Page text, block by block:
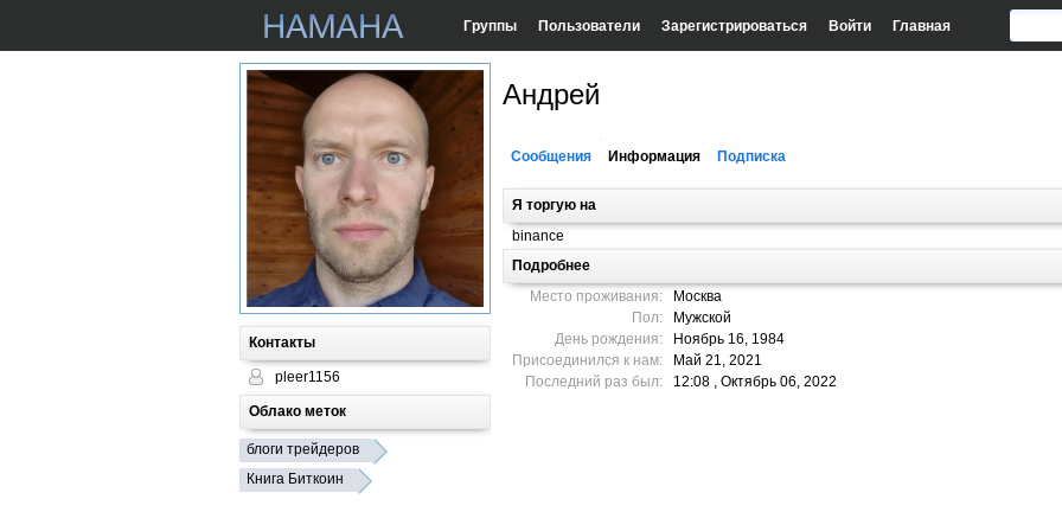
Группы Пользователи Зарегистрироваться Войти Главная
Контакты
pleer1156
Облако меток
блоги трейдеров
Книга Биткоин
Андрей
Сообщения Информация Подписка
Я торгую на
binance
Подробнее
Место проживания:
Москва
Пол:
Мужской
День рождения:
Ноябрь 16, 1984
Присоединился к нам:
Май 21, 2021
Последний раз был:
12:08 , Октябрь 06, 2022